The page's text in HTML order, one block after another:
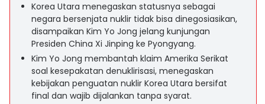
Korea Utara menegaskan statusnya sebagai
negara bersenjata nuklir tidak bisa dinegosiasikan,
disampaikan Kim Yo Jong jelang kunjungan
Presiden China Xi Jinping ke Pyongyang.
Kim Yo Jong membantah klaim Amerika Serikat
soal kesepakatan denuklirisasi, menegaskan
kebijakan penguatan nuklir Korea Utara bersifat
final dan wajib dijalankan tanpa syarat.